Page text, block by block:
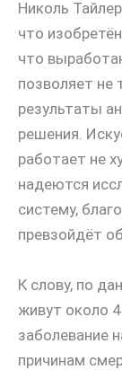
Николь
что
что
позволяет не
результаты
решения.
работает не
надеются
систему,
превзойдёт
К слову, по
живут около
заболевание
причинам